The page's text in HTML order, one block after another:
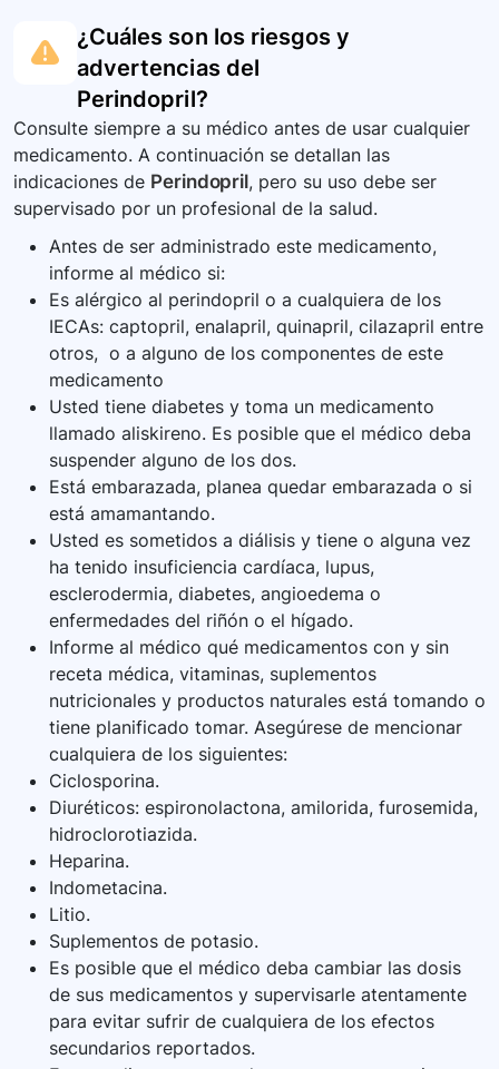
¿Cuáles son los riesgos y
advertencias del
Perindopril?
Consulte siempre a su médico antes de usar cualquier
medicamento. A continuación se detallan las
indicaciones de Perindopril, pero su uso debe ser
supervisado por un profesional de la salud.
Antes de ser administrado este medicamento,
informe al médico si:
Es alérgico al perindopril o a cualquiera de los
IECAs: captopril, enalapril, quinapril, cilazapril entre
otros, o a alguno de los componentes de este
medicamento
Usted tiene diabetes y toma un medicamento
llamado aliskireno. Es posible que el médico deba
suspender alguno de los dos.
Está embarazada, planea quedar embarazada o si
está amamantando.
Usted es sometidos a diálisis y tiene o alguna vez
ha tenido insuficiencia cardíaca, lupus,
esclerodermia, diabetes, angioedema o
enfermedades del riñón o el hígado.
Informe al médico qué medicamentos con y sin
receta médica, vitaminas, suplementos
nutricionales y productos naturales está tomando o
tiene planificado tomar. Asegúrese de mencionar
cualquiera de los siguientes:
Ciclosporina.
Diuréticos: espironolactona, amilorida, furosemida,
hidroclorotiazida.
Heparina.
Indometacina.
Litio.
Suplementos de potasio.
Es posible que el médico deba cambiar las dosis
de sus medicamentos y supervisarle atentamente
para evitar sufrir de cualquiera de los efectos
secundarios reportados.